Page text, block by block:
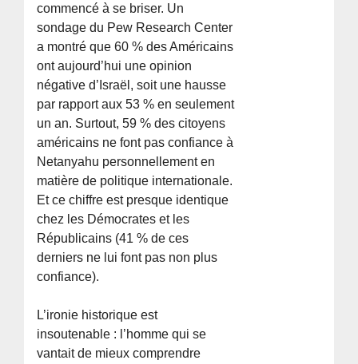
commencé à se briser. Un
sondage du Pew Research Center
a montré que 60 % des Américains
ont aujourd’hui une opinion
négative d’Israël, soit une hausse
par rapport aux 53 % en seulement
un an. Surtout, 59 % des citoyens
américains ne font pas confiance à
Netanyahu personnellement en
matière de politique internationale.
Et ce chiffre est presque identique
chez les Démocrates et les
Républicains (41 % de ces
derniers ne lui font pas non plus
confiance).
L’ironie historique est
insoutenable : l’homme qui se
vantait de mieux comprendre